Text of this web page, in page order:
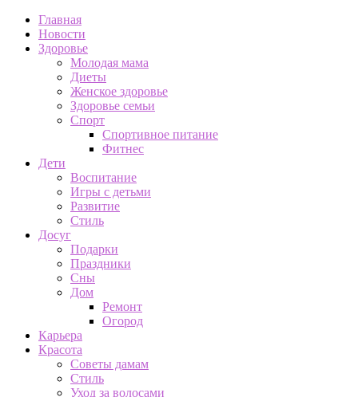
Главная
Новости
Здоровье
Молодая мама
Диеты
Женское здоровье
Здоровье семьи
Спорт
Спортивное питание
Фитнес
Дети
Воспитание
Игры с детьми
Развитие
Стиль
Досуг
Подарки
Праздники
Сны
Дом
Ремонт
Огород
Карьера
Красота
Советы дамам
Стиль
Уход за волосами